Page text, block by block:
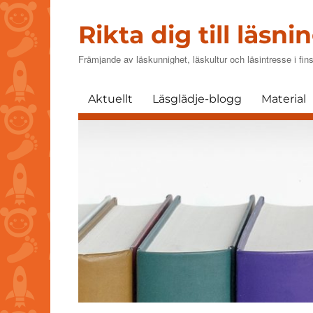
Rikta dig till
Främjande av läskunnighet, läskultur och läsintresse i
Aktuellt Läsglädje-blogg Material